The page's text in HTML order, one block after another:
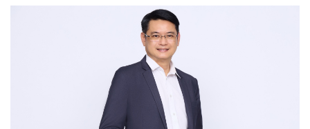
ประชาชน รับมือวิกฤติตะวันออกกลาง